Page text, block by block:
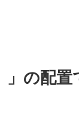
」の配置